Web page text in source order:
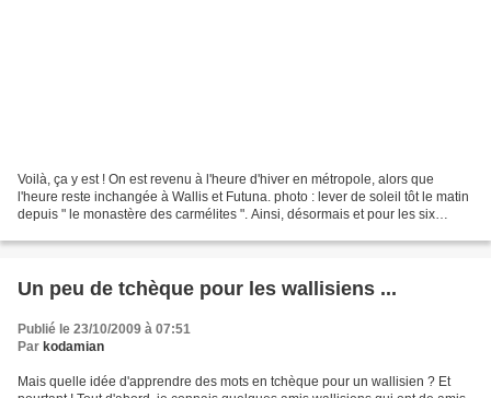
Voilà, ça y est ! On est revenu à l'heure d'hiver en métropole, alors que
l'heure reste inchangée à Wallis et Futuna. photo : lever de soleil tôt le matin
depuis " le monastère des carmélites ". Ainsi, désormais et pour les six
Un peu de tchèque pour les wallisiens ...
Publié le 23/10/2009 à 07:51
Par kodamian
Mais quelle idée d'apprendre des mots en tchèque pour un wallisien ? Et